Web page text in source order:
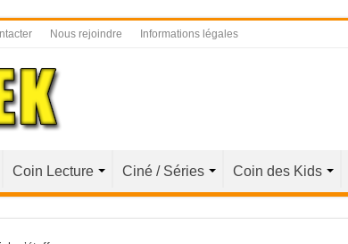
Nous rejoindre Informations légales
Coin Lecture Ciné / Séries Coin des Kids